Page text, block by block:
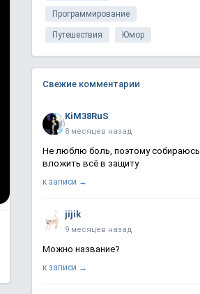
Программирование
Путешествия Юмор
Свежие комментарии
KiM38RuS
8 месяцев назад
Не люблю боль, поэтому собираюсь
вложить всё в защиту
к записи →
jijik
9 месяцев назад
Можно название?
к записи →